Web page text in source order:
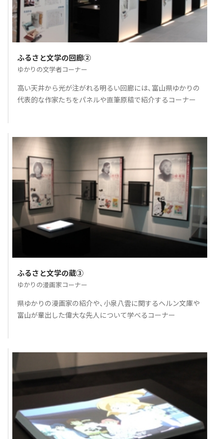
ふるさと文学の回廊②
ゆかりの文学者コーナー
高い天井から光が注がれる明るい回廊には、富山県ゆかりの
代表的な作家たちをパネルや直筆原稿で紹介するコーナー
ふるさと文学の蔵③
ゆかりの漫画家コーナー
県ゆかりの漫画家の紹介や、小泉八雲に関するヘルン文庫や
富山が輩出した偉大な先人について学べるコーナー